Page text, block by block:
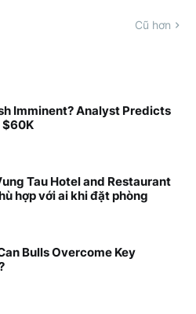
Cũ hơn
Imminent? Analyst Predicts
$60K
Tau Hotel and Restaurant
hợp với ai khi đặt phòng
Bulls Overcome Key